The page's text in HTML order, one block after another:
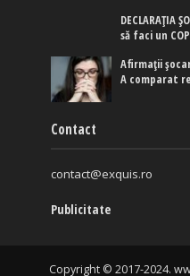
DECLARAȚIA
să faci un
Afirmaţii
A comparat
Contact
contact@exquis.ro
Publicitate
Copyright © 2017-2024.